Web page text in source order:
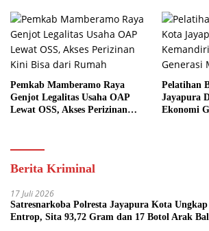
Pemkab Mamberamo Raya
Genjot Legalitas Usaha OAP
Lewat OSS, Akses Perizinan
Pelatihan
Jayapura
Ekonomi
Berita Kriminal
17 Juli 2026
Satresnarkoba Polresta Jayapura Kota
Entrop, Sita 93,72 Gram dan 17 Botol Arak